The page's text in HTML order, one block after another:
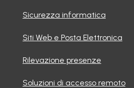
Sicurezza informatica
Siti Web e Posta Elettronica
Rilevazione presenze
Soluzioni di accesso remoto